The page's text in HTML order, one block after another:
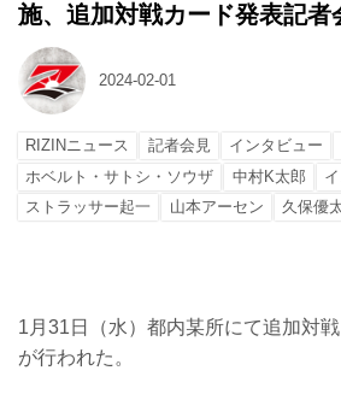
施、追加対戦カード発表記者
2024-02-01
RIZINニュース 記者会見 インタビュー
ホベルト・サトシ・ソウザ
中村K太郎
ストラッサー起一
山本アーセン 久保優
1月31日（水）都内某所にて追加対
が行われた。